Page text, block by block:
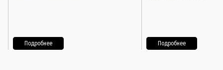
Подробнее Подробнее